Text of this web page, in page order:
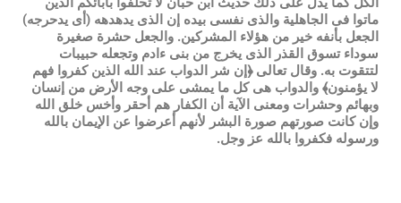
ماتوا فى الجاهلية والذى نفسى بيده إن الذى يدهدهه (أى يدحرجه)
الجعل بأنفه خير من هؤلاء المشركين. والجعل حشرة صغيرة
سوداء تسوق القذر الذى يخرج من بنى ءادم وتجعله حبيبات
لتتقوت به. وقال تعالى ﴿إن شر الدواب عند الله الذين كفروا فهم
لا يؤمنون﴾ والدواب هى كل ما يمشى على وجه الأرض من إنسان
وبهائم وحشرات ومعنى الآية أن الكفار هم أحقر وأخس خلق الله
وإن كانت صورتهم صورة البشر لأنهم أعرضوا عن الإيمان بالله
ورسوله فكفروا بالله عز وجل.